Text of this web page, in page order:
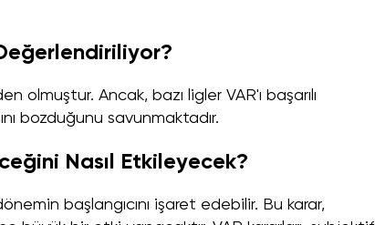
olmuştur. Ancak, bazı ligler VAR'ı başarılı
bozduğunu savunmaktadır.
Nasıl Etkileyecek?
başlangıcını işaret edebilir. Bu karar,